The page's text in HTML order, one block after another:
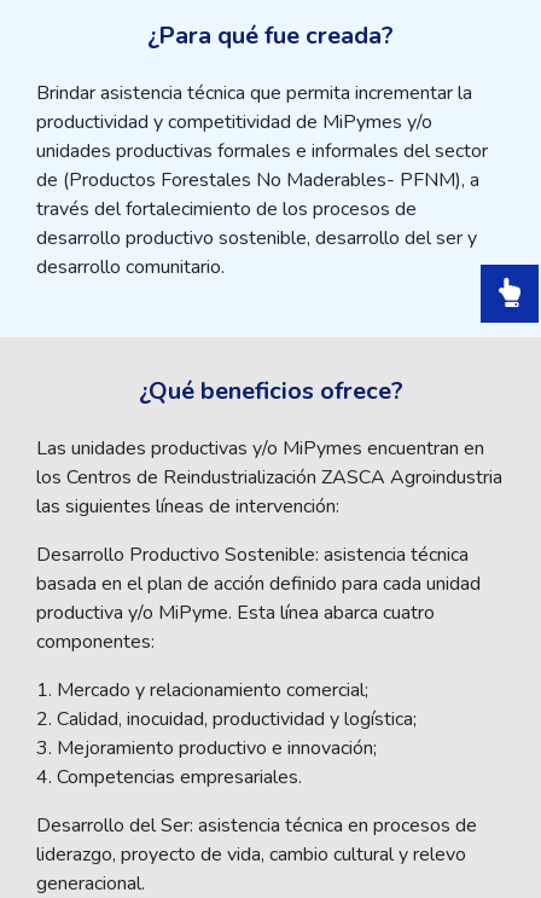
¿Para qué fue creada?
Brindar asistencia técnica que permita incrementar la
productividad y competitividad de MiPymes y/o
unidades productivas formales e informales del sector
de (Productos Forestales No Maderables- PFNM), a
través del fortalecimiento de los procesos de
desarrollo productivo sostenible, desarrollo del ser y
desarrollo comunitario.
¿Qué beneficios ofrece?
Las unidades productivas y/o MiPymes encuentran en
los Centros de Reindustrialización ZASCA Agroindustria
las siguientes líneas de intervención:
Desarrollo Productivo Sostenible: asistencia técnica
basada en el plan de acción definido para cada unidad
productiva y/o MiPyme. Esta línea abarca cuatro
componentes:
1. Mercado y relacionamiento comercial;
2. Calidad, inocuidad, productividad y logística;
3. Mejoramiento productivo e innovación;
4. Competencias empresariales.
Desarrollo del Ser: asistencia técnica en procesos de
liderazgo, proyecto de vida, cambio cultural y relevo
generacional.